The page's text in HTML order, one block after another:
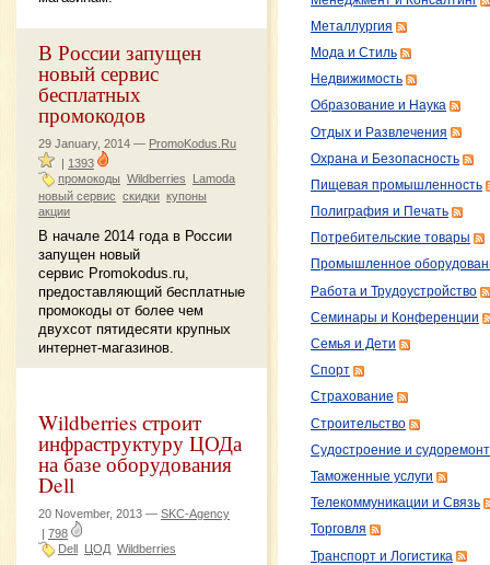
В России запущен
новый сервис
бесплатных
промокодов
29 January, 2014 — PromoKodus.Ru
| 1393
промокоды Wildberries
Lamoda
новый сервис скидки купоны
акции
В начале 2014 года в России
запущен новый
сервис Promokodus.ru,
предоставляющий бесплатные
промокоды от более чем
двухсот пятидесяти крупных
интернет-магазинов.
Wildberries строит
инфраструктуру ЦОДа
на базе оборудования
Dell
20 November, 2013 — SKC-Agency
798
Dell
ЦОД Wildberries
Металлургия
Мода и Стиль
Недвижимость
Образование и Наука
Отдых и Развлечения
Охрана и Безопасность
Пищевая промышленность
Полиграфия и Печать
Потребительские товары
Промышленное
Работа и Трудоустройство
Семинары и Конференции
Семья и Дети
Спорт
Страхование
Строительство
Судостроение и судоремонт
Таможенные услуги
Телекоммуникации и Связь
Торговля
Транспорт и Логистика